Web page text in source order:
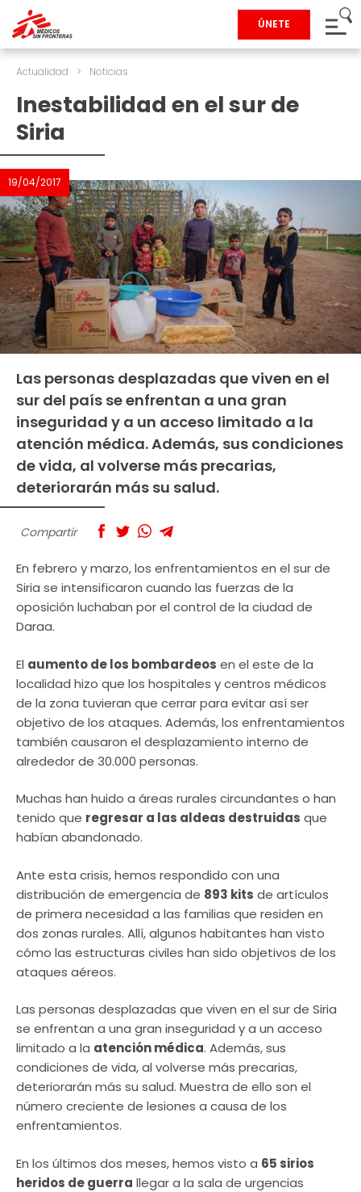
ÚNETE
Actualidad > Noticias
Inestabilidad en el sur de
Siria
19/04/2017
Las personas desplazadas que viven en el
sur del país se enfrentan a una gran
inseguridad y a un acceso limitado a la
atención médica. Además, sus condiciones
de vida, al volverse más precarias,
deteriorarán más su salud.
Compartir
En febrero y marzo, los enfrentamientos en el sur de
Siria se intensificaron cuando las fuerzas de la
oposición luchaban por el control de la ciudad de
Daraa.
El aumento de los bombardeos en el este de la
localidad hizo que los hospitales y centros médicos
de la zona tuvieran que cerrar para evitar así ser
objetivo de los ataques. Además, los enfrentamientos
también causaron el desplazamiento interno de
alrededor de 30.000 personas.
Muchas han huido a áreas rurales circundantes o han
tenido que regresar a las aldeas destruidas que
habían abandonado.
Ante esta crisis, hemos respondido con una
distribución de emergencia de 893 kits de artículos
de primera necesidad a las familias que residen en
dos zonas rurales. Allí, algunos habitantes han visto
cómo las estructuras civiles han sido objetivos de los
ataques aéreos.
Las personas desplazadas que viven en el sur de Siria
se enfrentan a una gran inseguridad y a un acceso
limitado a la atención médica. Además, sus
condiciones de vida, al volverse más precarias,
deteriorarán más su salud. Muestra de ello son el
número creciente de lesiones a causa de los
enfrentamientos.
En los últimos dos meses, hemos visto a 65 sirios
heridos de guerra llegar a la sala de urgencias